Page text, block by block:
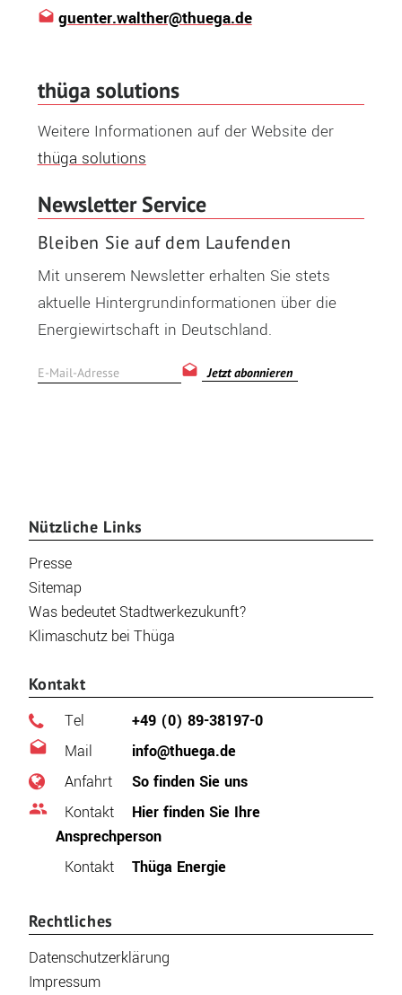
guenter.walther@thuega.de
thüga solutions
Weitere Informationen auf der Website der
thüga solutions
Newsletter Service
Bleiben Sie auf dem Laufenden
Mit unserem Newsletter erhalten Sie stets
aktuelle Hintergrundinformationen über die
Energiewirtschaft in Deutschland.
Jetzt abonnieren
Nützliche Links
Presse
Sitemap
Was bedeutet Stadtwerkezukunft?
Klimaschutz bei Thüga
Kontakt
Tel
+49 (0) 89-38197-0
Mail
info@thuega.de
Anfahrt
So finden Sie uns
Kontakt
Hier finden Sie Ihre
Ansprechperson
Kontakt
Thüga Energie
Rechtliches
Datenschutzerklärung
Impressum